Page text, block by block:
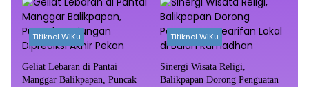
Titiknol WiKu
Geliat Lebaran di Pantai
Manggar Balikpapan, Puncak
Titiknol WiKu
Sinergi Wisata Religi,
Balikpapan Dorong Penguatan